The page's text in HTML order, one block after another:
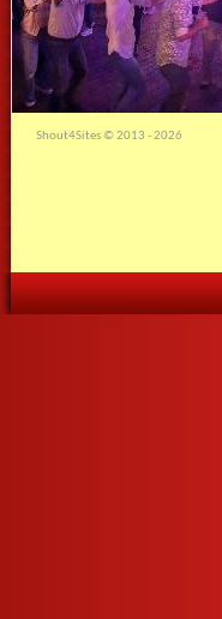
Shout4Sites ©2013 - 2026